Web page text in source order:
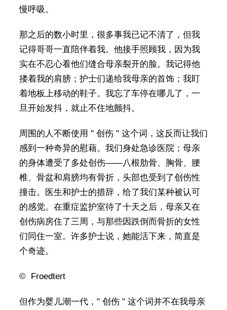
慢呼吸。
那之后的数小时里，很多事我已记不清了，但我
记得哥哥一直陪伴着我。他接手照顾我，因为我
实在不忍心看他们缝合母亲裂开的脸。我记得他
搂着我的肩膀；护士们递给我母亲的首饰；我盯
着地板上移动的鞋子。我忘了车停在哪儿了，一
旦开始发抖，就止不住地颤抖。
周围的人不断使用 " 创伤 " 这个词，这反而让我们
感到一种奇异的慰藉。我们身处急诊医院；母亲
的身体遭受了多处创伤——八根肋骨、胸骨、腰
椎、骨盆和肩膀均有骨折，头部也受到了创伤性
撞击。医生和护士的措辞，给了我们某种被认可
的感觉。在重症监护室待了十天之后，母亲又在
创伤病房住了三周，与那些因跌倒而骨折的女性
们同住一室。许多护士说，她能活下来，简直是
个奇迹。
© Froedtert
但作为婴儿潮一代，" 创伤 " 这个词并不在我母亲